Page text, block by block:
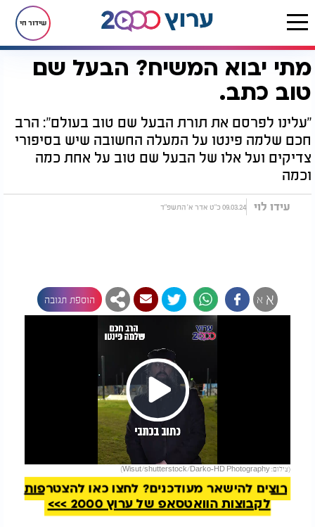
שידור חי
דף הבית הבעל שם טוב מתי יבוא המשיח? הבעל שם טוב כתב.
מתי יבוא המשיח? הבעל שם
טוב כתב.
"עלינו לפרסם את תורת הבעל שם טוב בעולם": הרב
חכם שלמה פינטו על המעלה החשובה שיש בסיפורי
צדיקים ועל אלו של הבעל שם טוב על אחת כמה
וכמה
עידו לוי 09.03.24 כ"ט אדר א' התשפ"ד
א א הוספת תגובה
Play
Video
(צילום: Wisut/shutterstock/Darko-HD Photography)
להמשך קריאה
רוצים להישאר מעודכנים? לחצו כאן להצטרפות
לקבוצות הוואטסאפ של ערוץ 2000 >>>